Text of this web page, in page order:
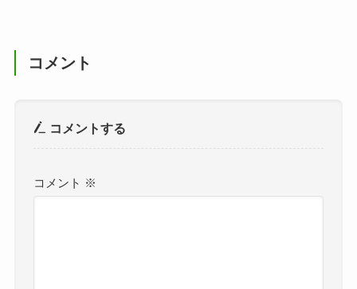
コメント
コメントする
コメント ※